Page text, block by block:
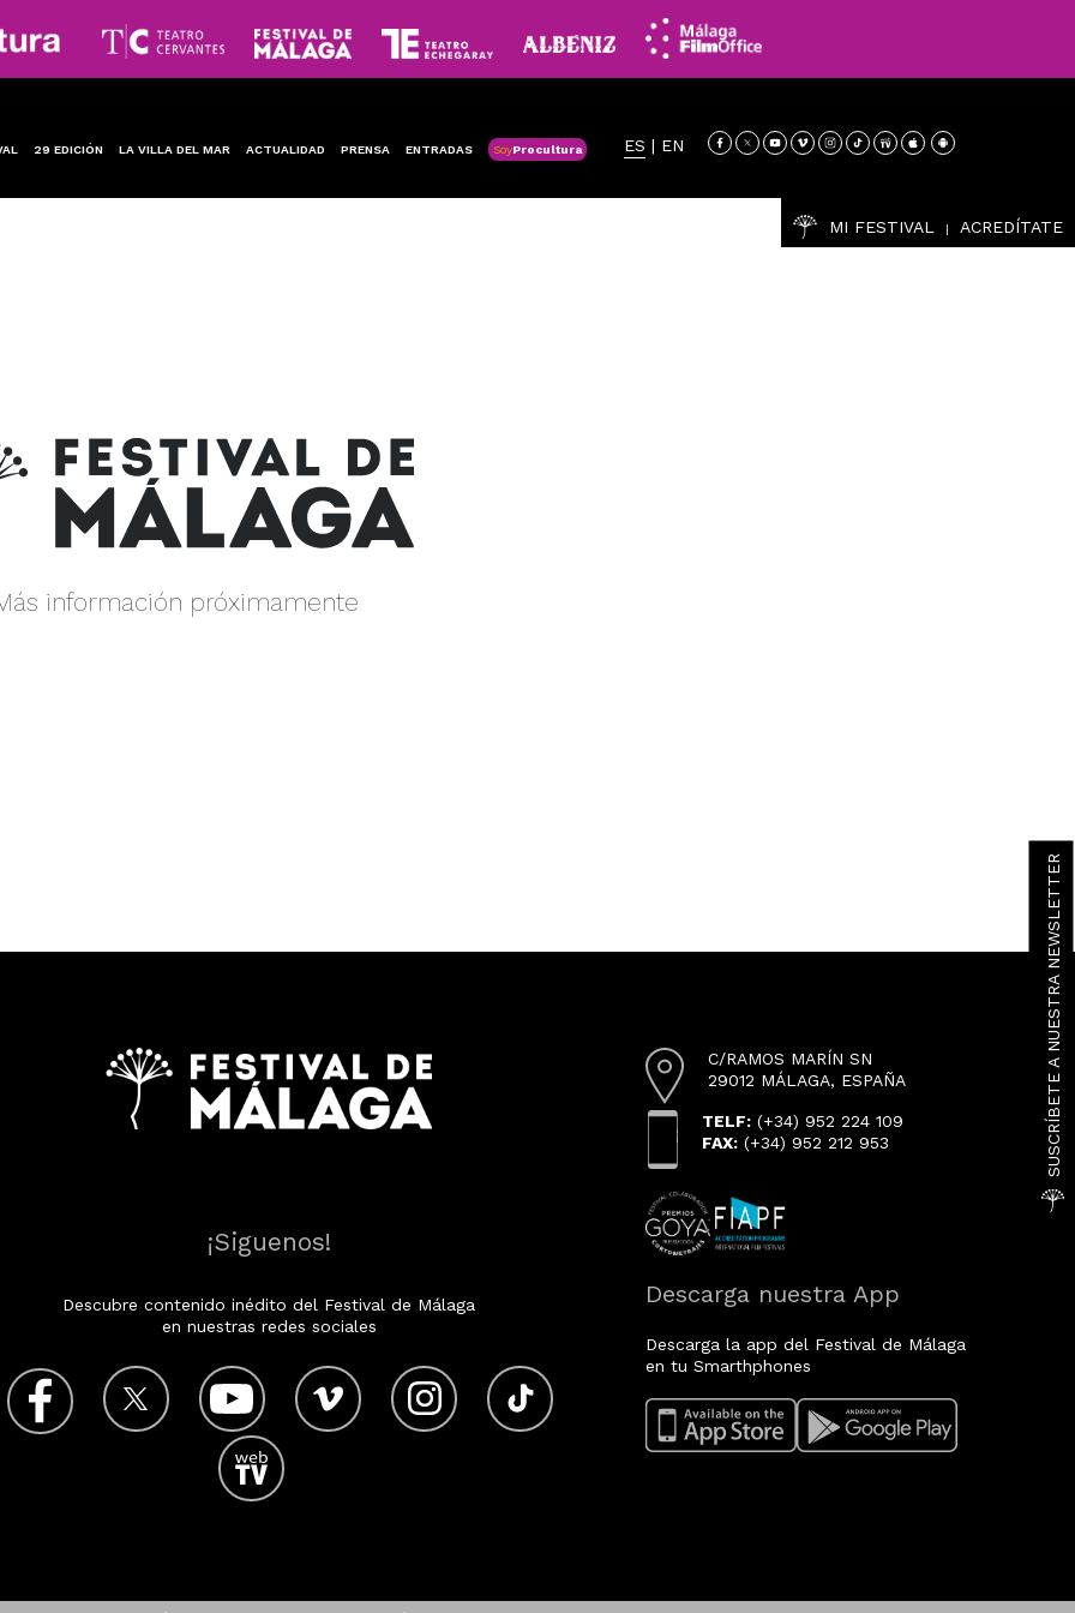
SUSCRÍBETE A NUESTRA NEWSLETTER
ES | EN
29 EDICIÓN LA VILLA DEL MAR ACTUALIDAD PRENSA ENTRADAS SoyProcultura
MI FESTIVAL | ACREDÍTATE
información próximamente
¡Siguenos!
Descubre contenido inédito del Festival de Málaga
en nuestras redes sociales
C/RAMOS MARÍN SN
29012 MÁLAGA, ESPAÑA
TELF:(+34) 952 224 109
FAX:(+34) 952 212 953
Descarga nuestra App
Descarga la app del Festival de Málaga
en tu Smarthphones